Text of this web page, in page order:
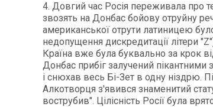
4. Довгий час Росія переживала про
звозять на Донбас бойову отруйну
американської отрути латиницею
недопущення дискредитації літери
Країна вже була буквально за крок
Донбас прибіг залучений
і снюхав весь Бі-Зет в одну ніздрю.
Алкотворця з'явився знаменитий
вострубив". Цілісність Росії була